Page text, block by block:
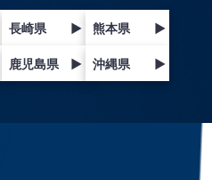
長崎県 ▶ 熊本県 ▶
鹿児島県 ▶ 沖縄県 ▶